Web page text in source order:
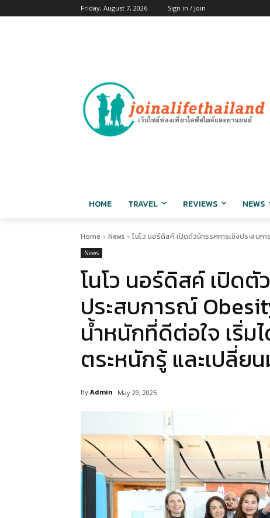
Friday, August 7, 2026 Sign in / Join
HOME TRAVEL REVIEWS NEWS
Home News โนโว นอร์ดิสค์ เปิดตัวนิทรรศการเชิงประสบก
News
โนโว นอร์ดิสค์ เปิดตั
ประสบการณ์
น้ำหนักที่ดีต่อใจ เริ่ม
ตระหนักรู้ และเปลี่ย
By Admin May 29, 2025